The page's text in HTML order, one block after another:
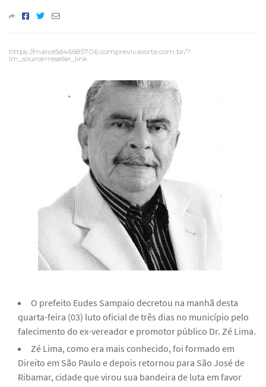
https://marce5d46685706.comprevivasorte.com.br/?
lm_source=reseller_link
O prefeito Eudes Sampaio decretou na manhã desta
quarta-feira (03) luto oficial de três dias no município pelo
falecimento do ex-vereador e promotor público Dr. Zé Lima.
Zé Lima, como era mais conhecido, foi formado em
Direito em São Paulo e depois retornou para São José de
Ribamar, cidade que virou sua bandeira de luta em favor